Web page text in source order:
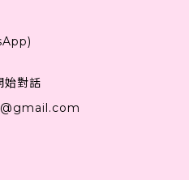
始對話